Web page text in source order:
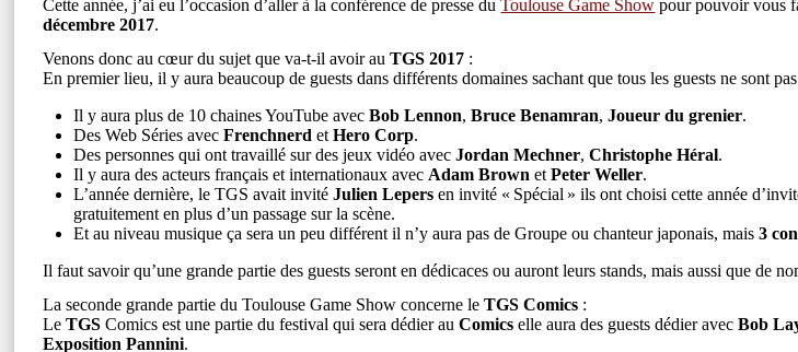
Cette année, j’ai eu l’occasion d’aller à la conférence de presse duToulouse Game Show pour pouvoir vous
décembre 2017.
Venons donc au cœur du sujet que va-t-il avoir auTGS 2017 :
En premier lieu, il y aura beaucoup de guests dans différents domaines sachant que tous les guests ne sont
Il y aura plus de 10 chaines YouTube avec Bob Lennon, Bruce Benamran, Joueur du grenier.
Des Web Séries avec Frenchnerd et Hero Corp.
Des personnes qui ont travaillé sur des jeux vidéo avec Jordan Mechner, Christophe Héral.
Il y aura des acteurs français et internationaux avec Adam Brown et Peter Weller.
L’année dernière, le TGS avait invité Julien Lepersen invité « Spécial » ils ont choisi cette année
gratuitement en plus d’un passage sur la scène.
Et au niveau musique ça sera un peu différent il n’y aura pas de Groupe ou chanteur japonais, mais 3
Il faut savoir qu’une grande partie des guests seront en dédicaces ou auront leurs stands, mais aussi que de
La seconde grande partie du Toulouse Game Show concerne leTGS Comics :
LeTGS Comics est une partie du festival qui sera dédier auComics elle aura des guests dédier avecBob
Exposition Pannini.